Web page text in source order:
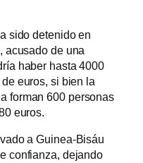
sido detenido en
acusado de una
haber hasta 4000
euros, si bien la
forman 600 personas
euros.
a Guinea-Bisáu
confianza, dejando